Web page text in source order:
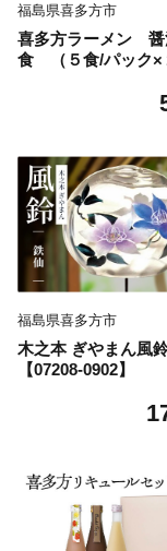
福島県喜多方市
喜多方ラーメン
食 （５食/パック×
しょうゆ 人気
福島県喜多方市
木之本 ぎやまん風
【07208-0902】